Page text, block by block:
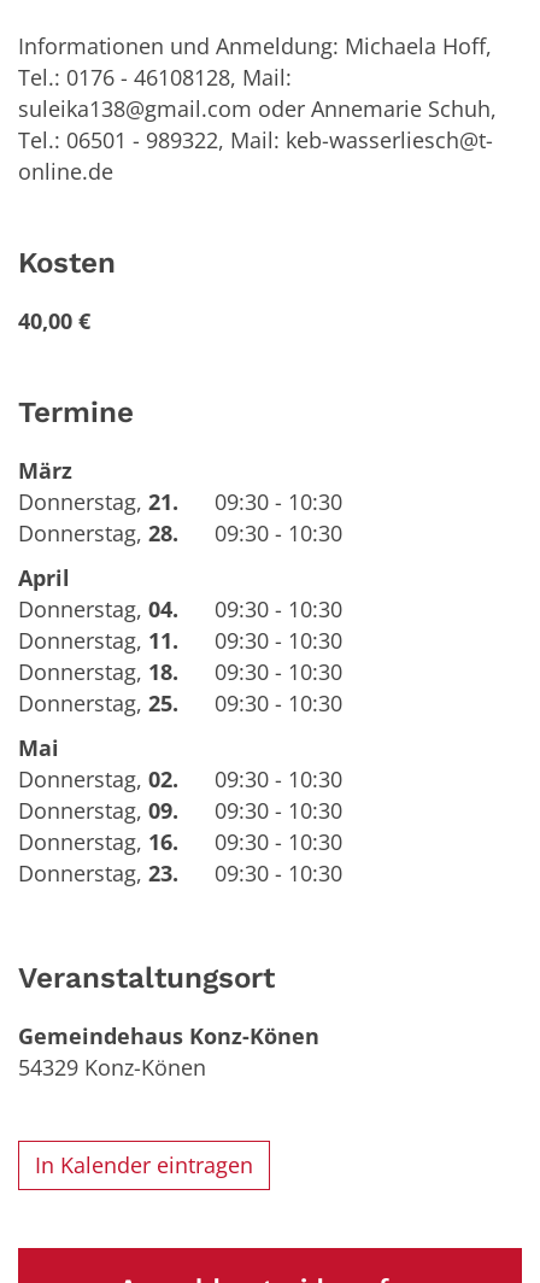
Informationen und Anmeldung: Michaela Hoff,
Tel.: 0176 - 46108128, Mail:
suleika138@gmail.com oder Annemarie Schuh,
Tel.: 06501 - 989322, Mail: keb-wasserliesch@t-
online.de
Kosten
40,00 €
Termine
März
Donnerstag, 21.
09:30 - 10:30
Donnerstag, 28.
09:30 - 10:30
April
Donnerstag, 04.
09:30 - 10:30
Donnerstag, 11.
09:30 - 10:30
Donnerstag, 18.
09:30 - 10:30
Donnerstag, 25.
09:30 - 10:30
Mai
Donnerstag, 02.
09:30 - 10:30
Donnerstag, 09.
09:30 - 10:30
Donnerstag, 16.
09:30 - 10:30
Donnerstag, 23. 09:30 - 10:30
Veranstaltungsort
Gemeindehaus Konz-Könen
54329 Konz-Könen
In Kalender eintragen